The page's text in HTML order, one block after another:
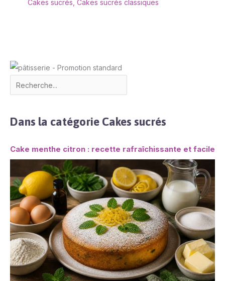
Cakes sucrés Cakes sucrés classiques
Dans la catégorie Cakes sucrés
Cake menthe citron : recette rafraîchissante et facile